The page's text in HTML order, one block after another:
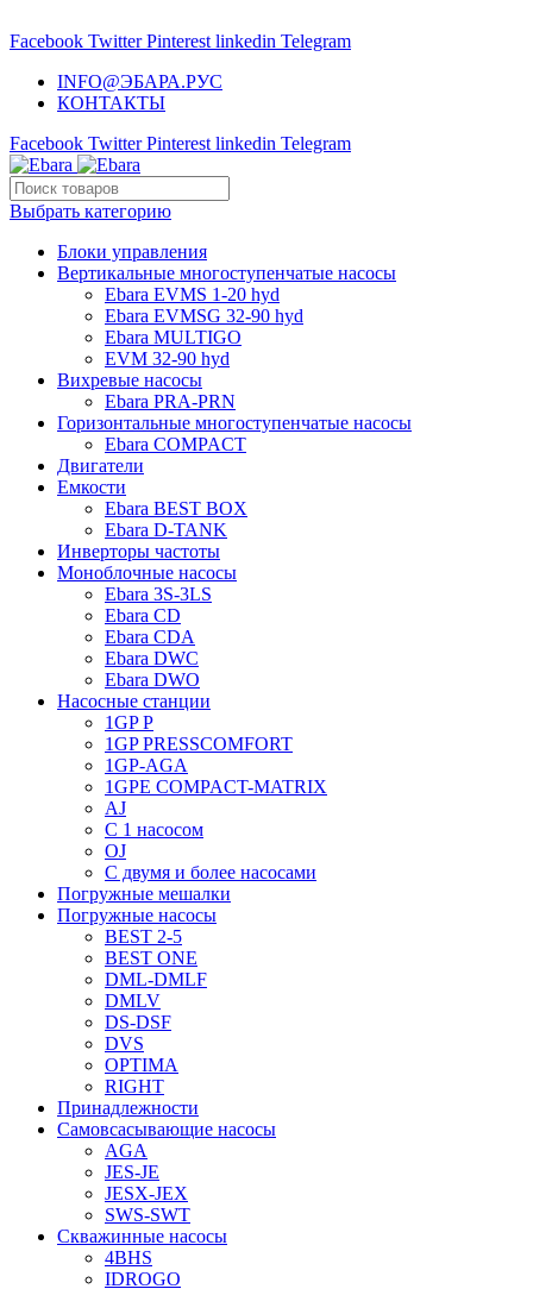
Facebook Twitter Pinterest linkedin Telegram
INFO@ЭБАРА.РУС
КОНТАКТЫ
Facebook Twitter Pinterest linkedin Telegram
Выбрать категорию
Блоки управления
Вертикальные многоступенчатые насосы
Ebara EVMS 1-20 hyd
Ebara EVMSG 32-90 hyd
Ebara MULTIGO
EVM 32-90 hyd
Вихревые насосы
Ebara PRA-PRN
Горизонтальные многоступенчатые насосы
Ebara COMPACT
Двигатели
Емкости
Ebara BEST BOX
Ebara D-TANK
Инверторы частоты
Моноблочные насосы
Ebara 3S-3LS
Ebara CD
Ebara CDA
Ebara DWC
Ebara DWO
Насосные станции
1GP P
1GP PRESSCOMFORT
1GP-AGA
1GPE COMPACT-MATRIX
AJ
C 1 насосом
OJ
С двумя и более насосами
Погружные мешалки
Погружные насосы
BEST 2-5
BEST ONE
DML-DMLF
DMLV
DS-DSF
DVS
OPTIMA
RIGHT
Принадлежности
Самовсасывающие насосы
AGA
JES-JE
JESX-JEX
SWS-SWT
Скважинные насосы
4BHS
IDROGO